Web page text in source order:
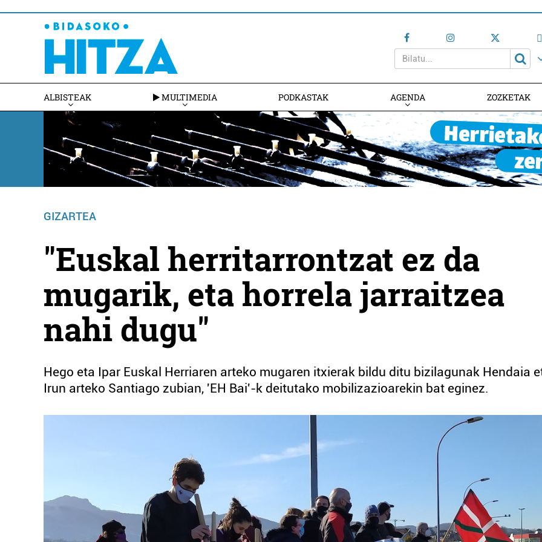
ALBISTEAK MULTIMEDIA PODKASTAK AGENDA ZOZKETAK
GIZARTEA
"Euskal herritarrontzat ez da
mugarik, eta horrela jarraitzea
nahi dugu"
Hego eta Ipar Euskal Herriaren arteko mugaren itxierak bildu ditu bizilagunak Hendaia
Irun arteko Santiago zubian, 'EH Bai'-k deitutako mobilizazioarekin bat eginez.